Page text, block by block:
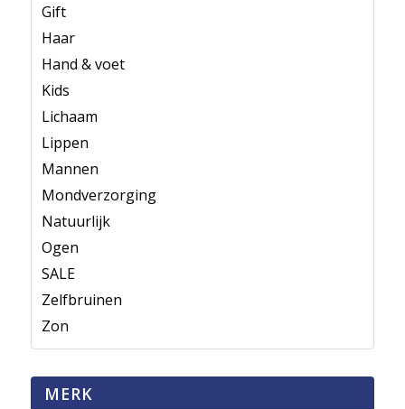
Gift
Haar
Hand & voet
Kids
Lichaam
Lippen
Mannen
Mondverzorging
Natuurlijk
Ogen
SALE
Zelfbruinen
Zon
MERK